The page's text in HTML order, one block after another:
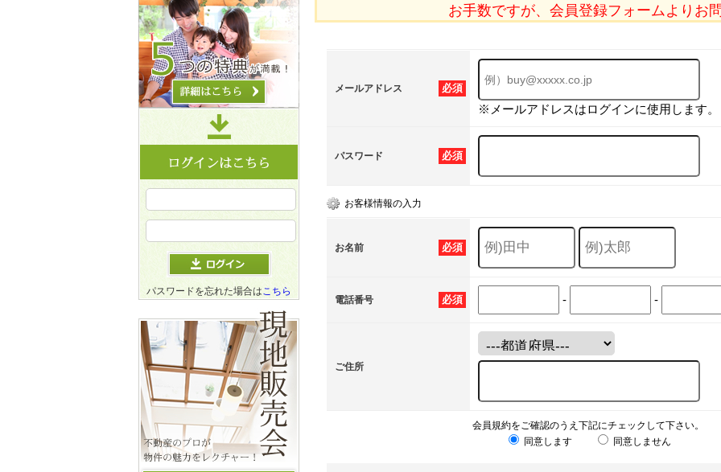
お手数ですが、会員登録フォームよりお
必須
メールアドレス
※メールアドレスはログインに使用します。
必須
パスワード
お客様情報の入力
必須
お名前
必須
電話番号 - -
ご住所
会員規約をご確認のうえ下記にチェックして下さい。
同意します
同意しません
パスワードを忘れた場合はこちら